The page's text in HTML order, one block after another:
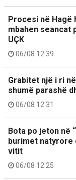
Procesi në Hagë
mbahen seancat
UÇK
06/08 12:39
Grabitet një i ri
shumë parashë
06/08 12:31
Bota po jeton në
burimet natyrore
vitit
06/08 12:25